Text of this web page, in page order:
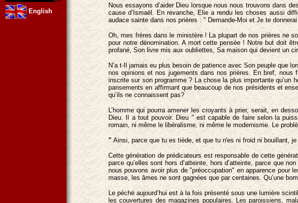
English
Nous essayons d’aider Dieu lorsque nous nous trouvons dans
cause d’Ismaël. En revanche, Elie a rendu les choses aussi
audace sainte dans nos prières : " Demande-Moi et Je te
Oh, mes frères dans le ministère ! La plupart de nos prières ne
pour notre dénomination. A mort cette pensée ! Notre but doit
profané, Son livre mis aux oubliettes, Sa maison qui devient un
N’a t-Il jamais eu plus besoin de patience avec Son peuple que
nos opinions et nos jugements dans nos prières. En bref,
inscrite sur son programme ? La chose la plus importante qu’un
pansements en affirmant que beaucoup de nos présidents et
qu’ils ne connaissent pas?
L’homme qui pourra amener les croyants à prier, serait, en
Dieu. Il a tout pouvoir. Dieu " est capable de faire selon la
romain, ni même le libéralisme, ni même le modernisme. Le
" Ainsi, parce que tu es tiède, et que tu n'es ni froid ni bouillant,
Cette génération de prédicateurs est responsable de cette
parce qu’elles sont hors d’atteinte, hors d’atteinte, parce que
nous pouvons avoir plus de "préoccupation" en apparence pour
masse, les âmes ne sont gagnées que par centaines. Qu’une
Le péché aujourd’hui est à la fois présenté sous une lumière
les couvertures des magazines populaires. Les paroissiens,